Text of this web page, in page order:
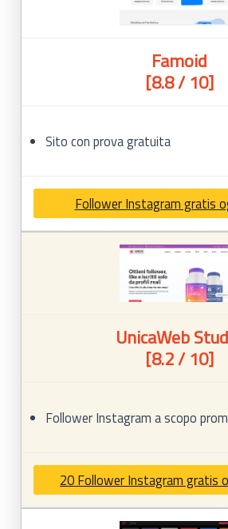
Famoid
[8.8 / 10]
Sito con prova gratuita
Follower Instagram gratis
UnicaWeb
[8.2 / 10]
Follower Instagram a scopo
20 Follower Instagram gratis